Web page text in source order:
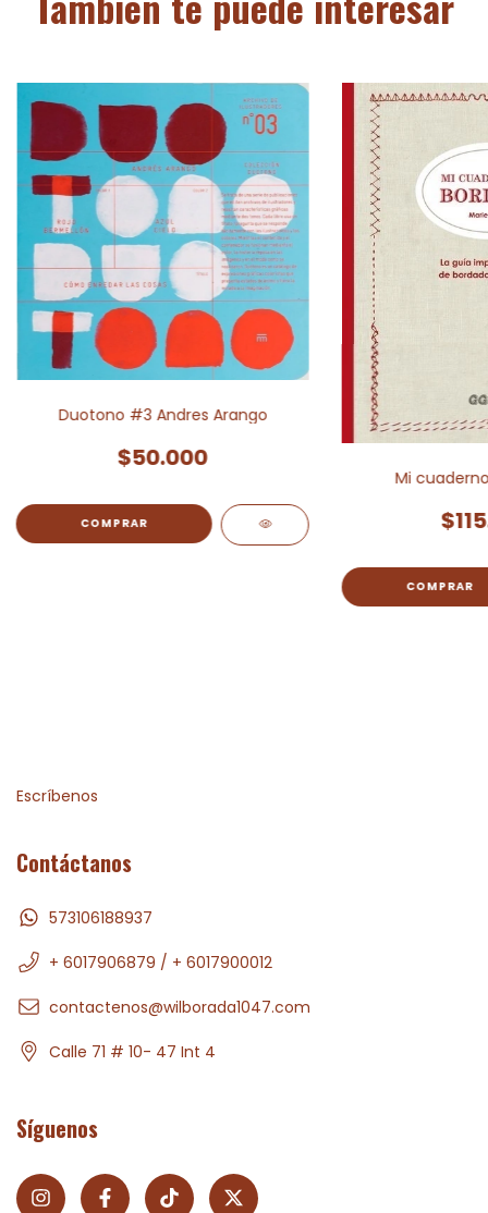
Duotono #3 Andres Arango
$50.000
Mi
Escríbenos
Contáctanos
573106188937
+ 6017906879 / + 6017900012
contactenos@wilborada1047.com
Calle 71 # 10- 47 Int 4
Síguenos